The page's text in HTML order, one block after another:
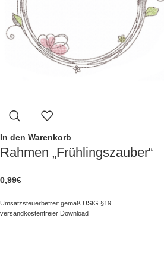
In den Warenkorb
Rahmen „Frühlingszauber“
0,99€
Umsatzsteuerbefreit gemäß UStG §19
versandkostenfreier Download